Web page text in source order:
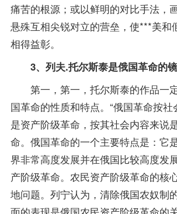
痛苦的根源；或以鲜明的对比手法，
悬殊互相尖锐对立的营垒，使***美和
相得益彰。
3、列夫.托尔斯泰是俄国革命的镜
第一，第一，托尔斯泰的作品一
国革命的性质和特点。“俄国革命按
是资产阶级革命，按其社会内容来说
命。俄国革命的一个主要特点是：它
界非常高度发展并在俄国比较高度发
产阶级革命。农民资产阶级革命的核
地问题。列宁认为，清除俄国农奴制